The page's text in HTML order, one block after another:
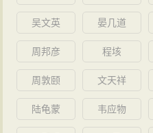
吴文英 晏几道
周邦彦 程垓
周敦颐 文天祥
陆龟蒙 韦应物